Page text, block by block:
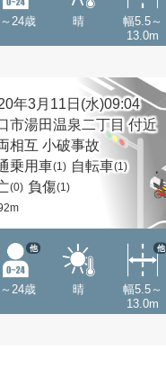
24歳 晴
幅5.5～
13.0m
年3月11日(水)09:04
市湯田温泉二丁目 付近
相互 小破事故
乗用車(1) 自転車(1)
(0) 負傷(1)
24歳
他
晴
幅5.5～
13.0m
他